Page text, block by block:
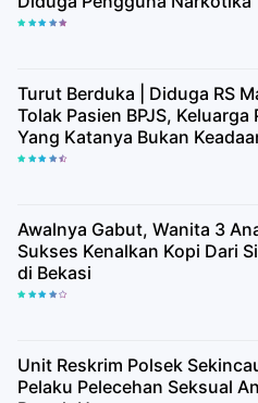
Turut Berduka | Diduga RS
Tolak Pasien BPJS, Keluarga
Yang Katanya Bukan
Awalnya Gabut, Wanita 3
Sukses Kenalkan Kopi Dari
di Bekasi
Unit Reskrim Polsek
Pelaku Pelecehan Seksual